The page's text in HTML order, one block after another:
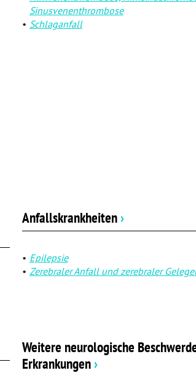
Sinusvenenthrombose
Schlaganfall
Anfallskrankheiten›
Epilepsie
Zerebraler Anfall und zerebraler
Weitere neurologische
Erkrankungen›